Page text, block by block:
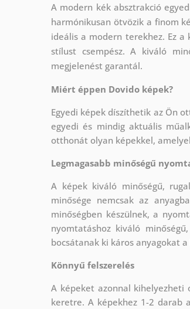
A modern kék absztrakció
harmónikusan ötvözik a finom
ideális a modern terekhez. Ez
stílust csempész. A kiváló
megjelenést garantál.
Miért éppen Dovido képek?
Egyedi képek díszíthetik az Ön
egyedi és mindig aktuális
otthonát olyan képekkel,
Legmagasabb minőségű
A képek kiváló minőségű,
minősége nemcsak az
minőségben készülnek, a
nyomtatáshoz kiváló minőségű,
bocsátanak ki káros anyagokat
Könnyű felszerelés
A képeket azonnal kihelyezheti
keretre. A képekhez 1-2 darab